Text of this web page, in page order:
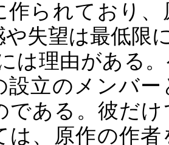
作られており
や失望は最低限
は理由がある
設立のメンバ
である。彼だ
は、原作の作